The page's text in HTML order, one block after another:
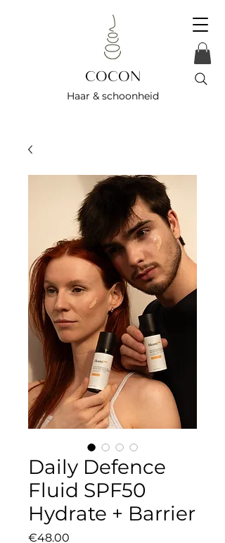
COCON
Haar & schoonheid
Daily Defence
Fluid SPF50
Hydrate + Barrier
€48.00